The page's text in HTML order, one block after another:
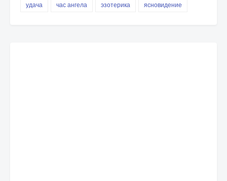
удача
час ангела эзотерика ясновидение